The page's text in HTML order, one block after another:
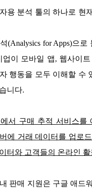
용 분석 툴의 하나로 현
(Analysics for Apps)으로
이 모바일 앱, 웹사이트
행동을 모두 이해할 수
니다.
서 구매 추적 서비스를
에 거래 데이터를 업로
터와 고객들의 온라인
판매 지원은 구글 애드